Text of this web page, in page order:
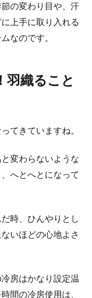
い暑い日が続く夏。いくら
ツとセーターをお洒
コーデ！
だと心持たない。どうも、
のが理想的
の変わり目や、汗
上手に取り入れる
なのです。
羽織ること
てきていますね。
変わらないような
へとへとになって
時、ひんやりとし
いほどの心地よさ
房はかなり設定温
間の冷房使用は、